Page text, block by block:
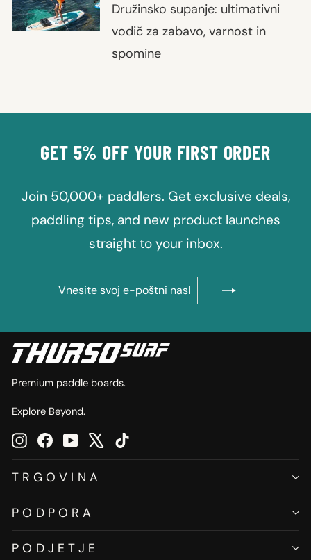
Družinsko supanje: ultimativni
vodič za zabavo, varnost in
spomine
GET 5% OFF YOUR FIRST ORDER
Join 50,000+ paddlers. Get exclusive deals,
paddling tips, and new product launches
straight to your inbox.
SVOJ
NASLOV
SE
Premium paddle boards.
Explore Beyond.
InstagramFacebookYouTube
TRGOVINA
PODPORA
PODJETJE